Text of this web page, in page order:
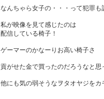
なんちゃら女子の・・・って犯罪
私が映像を見て感じたのは
配信している椅子！
ゲーマーのかなーりお高い椅子さ
貢がせた金で買ったのだろうなと思
他にも気の弱そうなヲタオヤジをカ